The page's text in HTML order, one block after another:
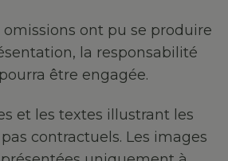
omissions ont pu se produire
la responsabilité
être engagée.
et les textes illustrant les
contractuels. Les images